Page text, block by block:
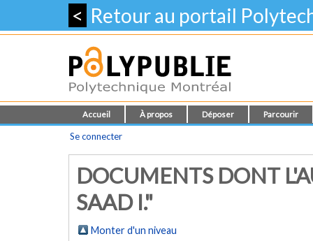
< Retour au portail
Accueil À propos Déposer Parcourir
Se connecter
DOCUMENTS DONT
SAAD I."
Monter d'un niveau